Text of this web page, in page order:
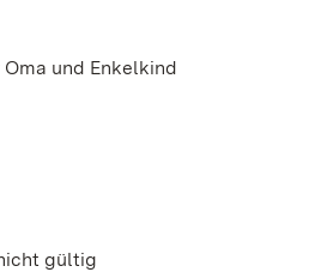
und Enkelkind
gültig